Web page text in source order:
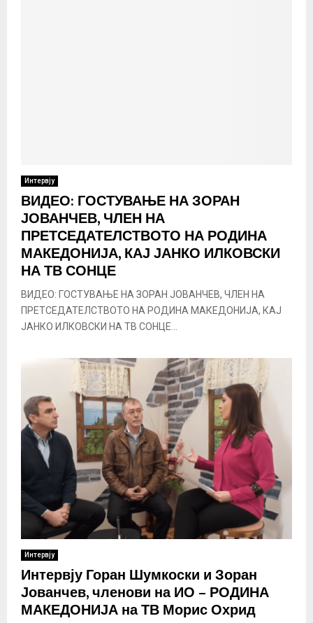
Интервју
ВИДЕО: ГОСТУВАЊЕ НА ЗОРАН
ЈОВАНЧЕВ, ЧЛЕН НА
ПРЕТСЕДАТЕЛСТВОТО НА РОДИНА
МАКЕДОНИЈА, КАЈ ЈАНКО ИЛКОВСКИ
НА ТВ СОНЦЕ
ВИДЕО: ГОСТУВАЊЕ НА ЗОРАН ЈОВАНЧЕВ, ЧЛЕН НА
ПРЕТСЕДАТЕЛСТВОТО НА РОДИНА МАКЕДОНИЈА, КАЈ
ЈАНКО ИЛКОВСКИ НА ТВ СОНЦЕ...
Интервју
Интервју Горан Шумкоски и Зоран
Јованчев, членови на ИО – РОДИНА
МАКЕДОНИЈА на ТВ Морис Охрид